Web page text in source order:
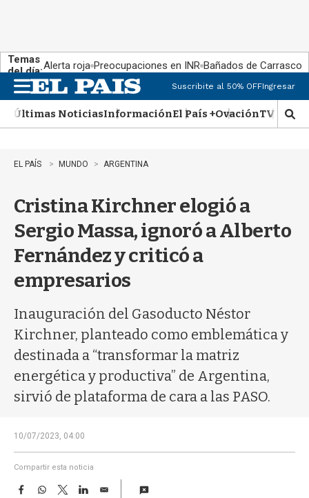
Temas
del día:Alerta roja Preocupaciones en INR Bañados de Carrasco
n
u
Suscribite al 50% OFFIngresar
Últimas NoticiasInformaciónEl País +OvaciónTV Show
M
o
�
EL PAÍS MUNDO ARGENTINA
Cristina Kirchner elogió a
Sergio Massa, ignoró a Alberto
Fernández y criticó a
empresarios
Inauguración del Gasoducto Néstor
Kirchner, planteado como emblemática y
destinada a “transformar la matriz
energética y productiva” de Argentina,
sirvió de plataforma de cara a las PASO.
10/07/2023, 04:00
Compartir esta noticia
F
W
T
L
E